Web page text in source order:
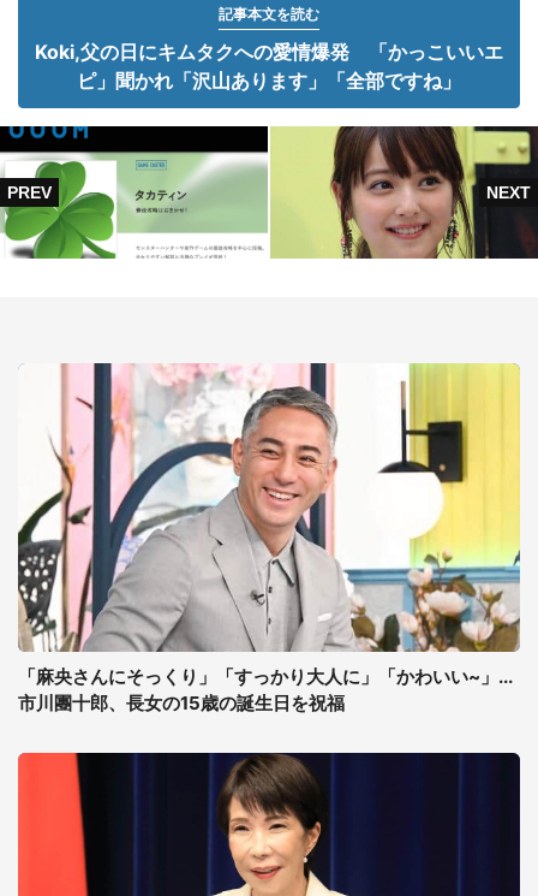
記事本文を読む
Koki,父の日にキムタクへの愛情爆発 「かっこいいエ
ピ」聞かれ「沢山あります」「全部ですね」
「麻央さんにそっくり」「すっかり大人に」「かわいい~」...
市川團十郎、長女の15歳の誕生日を祝福